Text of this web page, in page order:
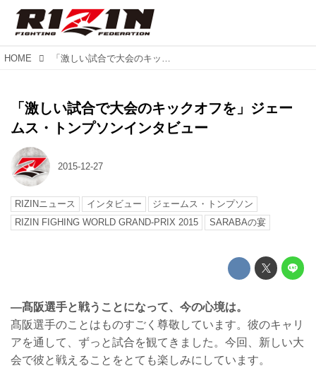
HOME 「激しい試合で大会のキックオフを」ジェームス・トンプソンインタビュー
「激しい試合で大会のキックオフを」ジェー
ムス・トンプソンインタビュー
2015-12-27
RIZINニュース インタビュー
ジェームス・トンプソン
RIZIN FIGHING WORLD GRAND-PRIX 2015
SARABAの宴
—髙阪選手と戦うことになって、今の心境は。
髙阪選手のことはものすごく尊敬しています。彼のキャリ
アを通して、ずっと試合を観てきました。今回、新しい大
会で彼と戦えることをとても楽しみにしています。